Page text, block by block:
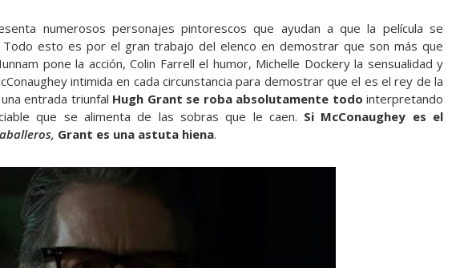
numerosos personajes pintorescos que ayudan a que la película se
esto es por el gran trabajo del elenco en demostrar que son más que
pone la acción, Colin Farrell el humor, Michelle Dockery la sensualidad y
intimida en cada circunstancia para demostrar que el es el rey de la
entrada triunfal Hugh Grant se roba absolutamente todo interpretando
que se alimenta de las sobras que le caen. Si McConaughey es el
Grant es una astuta hiena.